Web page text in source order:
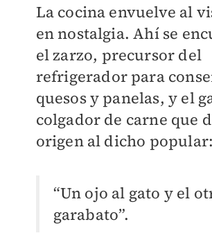
La cocina envuelve al
en nostalgia. Ahí se
el zarzo, precursor del
refrigerador para
quesos y panelas, y el
colgador de carne que
origen al dicho popular:
“Un ojo al gato y el
garabato”.